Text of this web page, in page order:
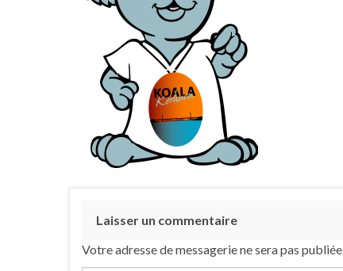
Laisser un commentaire
Votre adresse de messagerie ne sera pas publiée.